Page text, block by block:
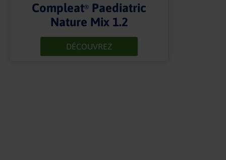
Compleat® Paediatric
Nature Mix 1.2
DÉCOUVREZ